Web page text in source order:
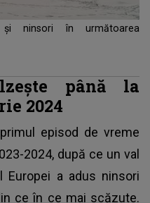
ninsori în următoarea
până la
2024
episod de vreme
2024, după ce un val
Europei a adus ninsori
ce în ce mai scăzute.